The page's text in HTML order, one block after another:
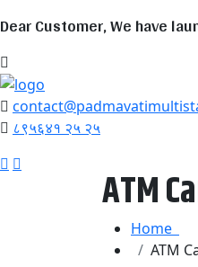
Dear Customer, We have
८९५६४१ २५ २५
ATM
Home
ATM